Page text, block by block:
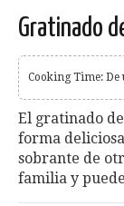
Gratinado
Cooking Time: De
El gratinado
forma
sobrante de
familia y